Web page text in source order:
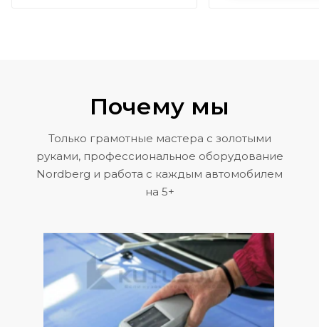
Почему мы
Только грамотные мастера с золотыми
руками, профессиональное оборудование
Nordberg и работа с каждым автомобилем
на 5+